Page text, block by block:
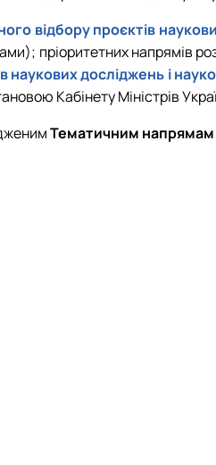
відбору проєктів
пріоритетних напрямів
досліджень і
Кабінету Міністрів
Тематичним напрямам